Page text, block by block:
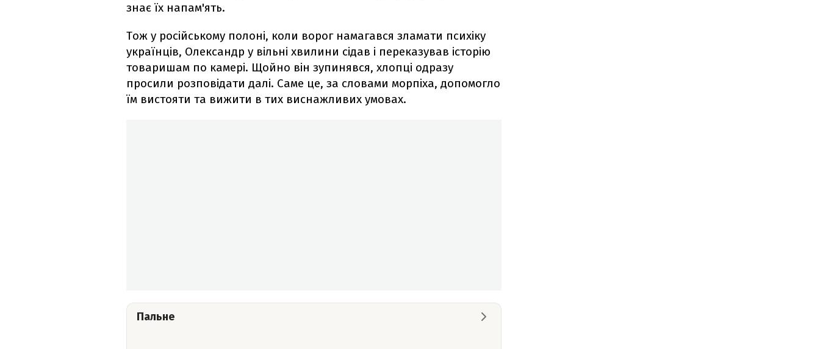
знає їх напам'ять.
Тож у російському полоні, коли ворог намагався зламати психіку
українців, Олександр у вільні хвилини сідав і переказував історію
товаришам по камері. Щойно він зупинявся, хлопці одразу
просили розповідати далі. Саме це, за словами морпіха, допомогло
їм вистояти та вижити в тих виснажливих умовах.
Пальне